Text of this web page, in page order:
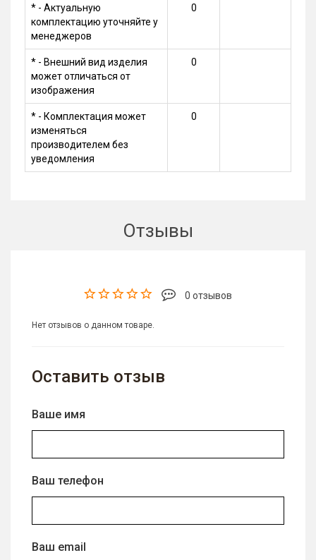
* - Актуальную
комплектацию уточняйте у
менеджеров
0
* - Внешний вид изделия
может отличаться от
изображения
0
* - Комплектация может
изменяться
производителем без
уведомления
0
Отзывы
0 отзывов
Нет отзывов о данном товаре.
Оставить отзыв
Ваше имя
Ваш телефон
Ваш email